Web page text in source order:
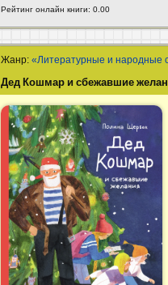
Рейтинг онлайн книги: 0.00
Жанр:«Литературные и народные
Дед Кошмар и сбежавшие